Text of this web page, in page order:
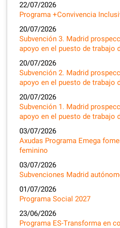
22/07/2026
Programa +Convivencia
20/07/2026
Subvención 3. Madrid
apoyo en el puesto de trabajo
20/07/2026
Subvención 2. Madrid
apoyo en el puesto de trabajo
20/07/2026
Subvención 1. Madrid
apoyo en el puesto de trabajo
03/07/2026
Axudas Programa Emega
feminino
03/07/2026
Subvenciones Madrid
01/07/2026
Programa Social 2027
23/06/2026
Programa ES-Transforma en